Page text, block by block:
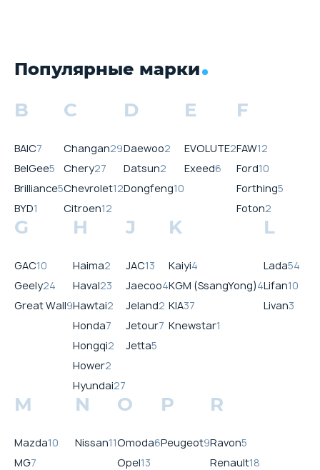
Популярные марки
B
BAIC7
BelGee5
Brilliance5
BYD1
C
Changan29
Chery27
Chevrolet12
Citroen12
D
Daewoo2
Datsun2
Dongfeng10
E
EVOLUTE2
Exeed6
F
FAW12
Ford10
Forthing5
Foton2
G
GAC10
Geely24
Great Wall9
H
Haima2
Haval23
Hawtai2
Honda7
Hongqi2
Hower2
Hyundai27
J
JAC13
Jaecoo4
Jeland2
Jetour7
Jetta5
K
Kaiyi4
KGM (SsangYong)4
KIA37
Knewstar1
L
Lada54
Lifan10
Livan3
M
Mazda10
MG7
N
Nissan11
O
Omoda6
Opel13
P
Peugeot9
R
Ravon5
Renault18